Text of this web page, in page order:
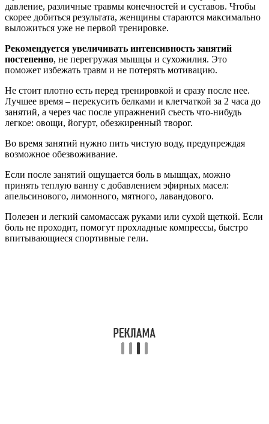
давление, различные травмы конечностей и суставов. Чтобы
скорее добиться результата, женщины стараются максимально
выложиться уже не первой тренировке.
Рекомендуется увеличивать интенсивность занятий
постепенно, не перегружая мышцы и сухожилия. Это
поможет избежать травм и не потерять мотивацию.
Не стоит плотно есть перед тренировкой и сразу после нее.
Лучшее время – перекусить белками и клетчаткой за 2 часа до
занятий, а через час после упражнений съесть что-нибудь
легкое: овощи, йогурт, обезжиренный творог.
Во время занятий нужно пить чистую воду, предупреждая
возможное обезвоживание.
Если после занятий ощущается боль в мышцах, можно
принять теплую ванну с добавлением эфирных масел:
апельсинового, лимонного, мятного, лавандового.
Полезен и легкий самомассаж руками или сухой щеткой. Если
боль не проходит, помогут прохладные компрессы, быстро
впитывающиеся спортивные гели.